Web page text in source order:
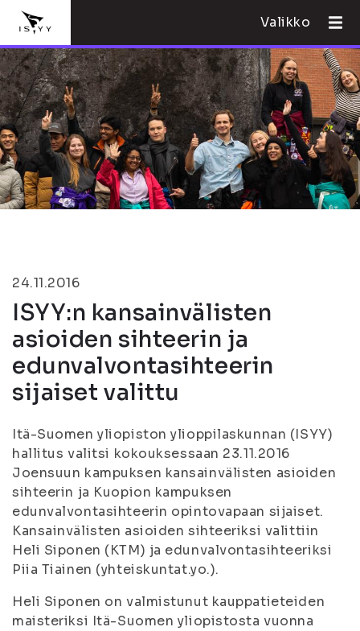
Valikko
24.11.2016
ISYY:n kansainvälisten
asioiden sihteerin ja
edunvalvontasihteerin
sijaiset valittu
Itä-Suomen yliopiston ylioppilaskunnan (ISYY)
hallitus valitsi kokouksessaan 23.11.2016
Joensuun kampuksen kansainvälisten asioiden
sihteerin ja Kuopion kampuksen
edunvalvontasihteerin opintovapaan sijaiset.
Kansainvälisten asioiden sihteeriksi valittiin
Heli Siponen (KTM) ja edunvalvontasihteeriksi
Piia Tiainen (yhteiskuntat.yo.).
Heli Siponen on valmistunut kauppatieteiden
maisteriksi Itä-Suomen yliopistosta vuonna